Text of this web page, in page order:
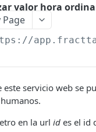
valor hora
Page
este servicio web se
en la url id es el id